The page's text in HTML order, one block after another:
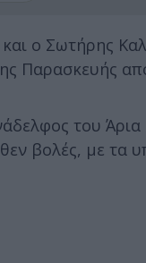
ο Σωτήρης
Παρασκευής
του
βολές, με τα